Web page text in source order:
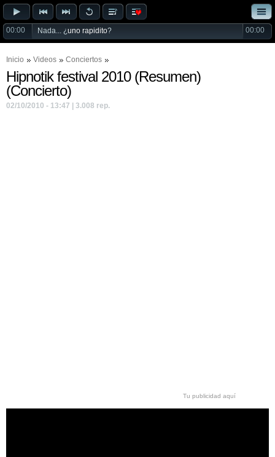
00:00 Nada... ¿uno rapidito? 00:00
Inicio Videos Conciertos
Hipnotik festival 2010 (Resumen)
(Concierto)
02/10/2010 - 13:47 | 3.008 rep.
Tu publicidad aquí